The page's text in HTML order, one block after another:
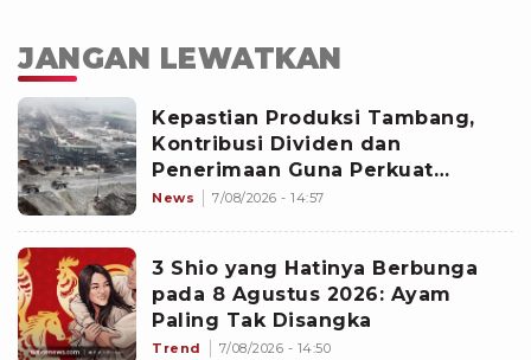
JANGAN LEWATKAN
Kepastian Produksi Tambang,
Kontribusi Dividen dan
Penerimaan Guna Perkuat
Kedaulatan
News 7/08/2026 - 14:57
3 Shio yang Hatinya Berbunga
pada 8 Agustus 2026: Ayam
Paling Tak Disangka
Trend 7/08/2026 - 14:50